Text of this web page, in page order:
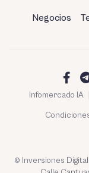
Negocios
Infomercado IA
© Inversiones